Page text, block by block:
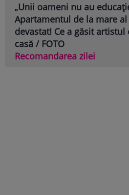
„Unii oameni nu au
Apartamentul de la mare
devastat! Ce a găsit
casă / FOTO
Recomandarea zilei